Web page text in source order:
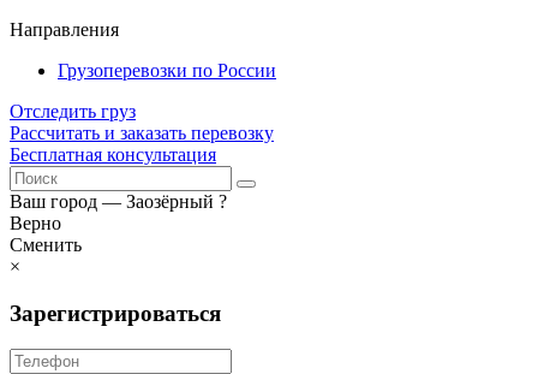
Направления
Грузоперевозки по России
Отследить груз
Рассчитать и заказать перевозку
Бесплатная консультация
Ваш город — Заозёрный ?
Верно
Сменить
×
Зарегистрироваться